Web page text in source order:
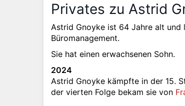
Privates zu Astrid
Astrid Gnoyke ist 64 Jahre alt
Büromanagement.
Sie hat einen erwachsenen Sohn.
2024
Astrid Gnoyke kämpfte in der 15.
der vierten Folge bekam sie von